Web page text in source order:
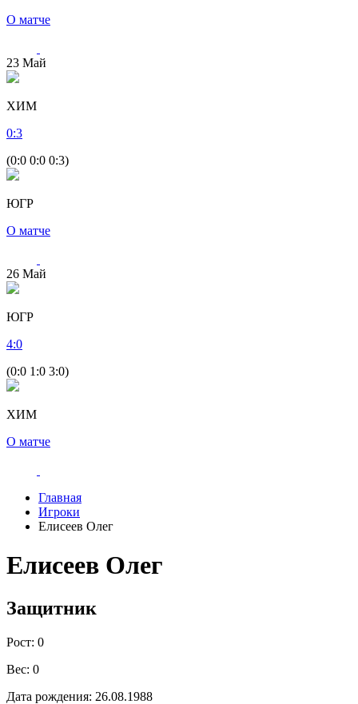
О матче
23 Май
ХИМ
0:3
(0:0 0:0 0:3)
ЮГР
О матче
26 Май
ЮГР
4:0
(0:0 1:0 3:0)
ХИМ
О матче
Главная
Игроки
Елисеев Олег
Елисеев Олег
Защитник
Рост: 0
Вес: 0
Дата рождения: 26.08.1988